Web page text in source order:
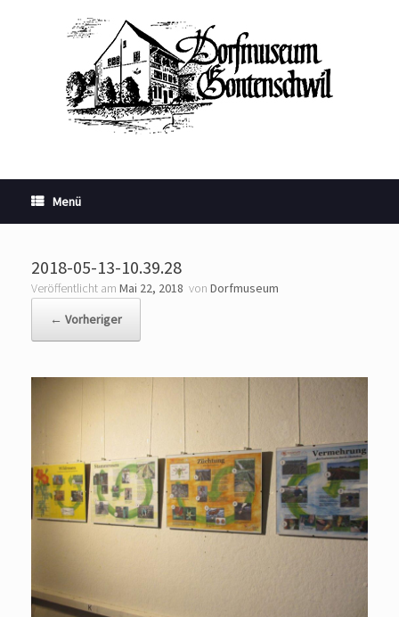
Menü
2018-05-13-10.39.28
Veröffentlicht am Mai 22, 2018 von Dorfmuseum
← Vorheriger